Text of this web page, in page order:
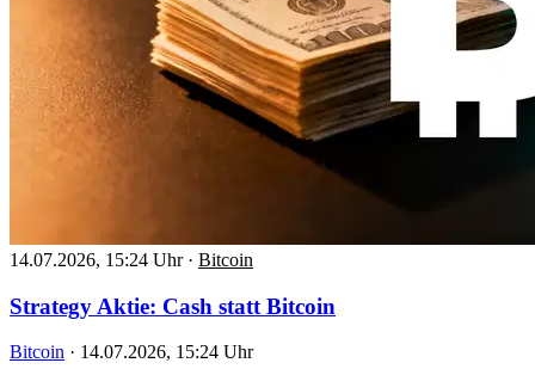
14.07.2026, 15:24 Uhr · Bitcoin
Strategy Aktie: Cash statt Bitcoin
Bitcoin · 14.07.2026, 15:24 Uhr